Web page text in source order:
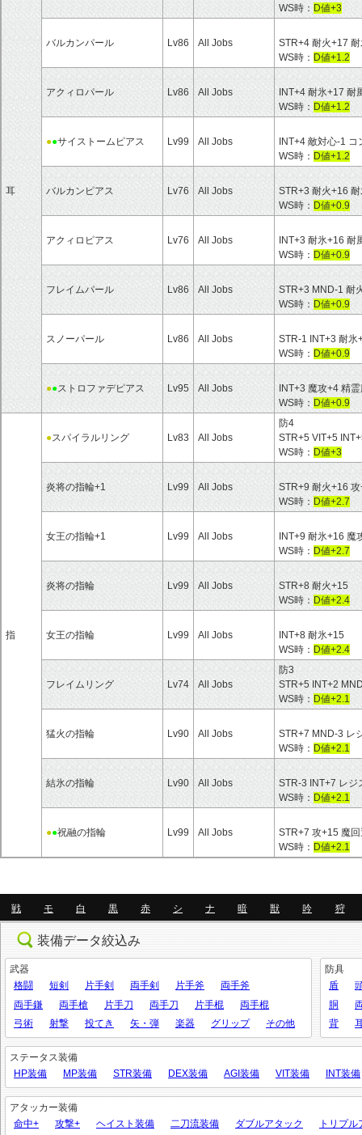
耳
WS時： D値+3
バルカンパール Lv86 All Jobs
STR+4 耐火+17
WS時： D値+1.2
アクィロパール Lv86 All Jobs
INT+4 耐氷+17 耐
WS時： D値+1.2
●●サイストームピアス Lv99 All Jobs
INT+4 敵対心-1
WS時： D値+1.2
バルカンピアス Lv76 All Jobs
STR+3 耐火+16
WS時： D値+0.9
アクィロピアス Lv76 All Jobs
INT+3 耐氷+16 耐
WS時： D値+0.9
フレイムパール Lv86 All Jobs
STR+3 MND-1 耐
WS時： D値+0.9
スノーパール Lv86 All Jobs
STR-1 INT+3 耐氷
WS時： D値+0.9
●●ストロファデピアス Lv95 All Jobs
INT+3 魔攻+4 精
WS時： D値+0.9
指
●スパイラルリング Lv83 All Jobs
防4
STR+5 VIT+5
WS時： D値+3
炎将の指輪+1 Lv99 All Jobs
STR+9 耐火+16
WS時： D値+2.7
女王の指輪+1 Lv99 All Jobs
INT+9 耐氷+16 魔
WS時： D値+2.7
炎将の指輪 Lv99 All Jobs
STR+8 耐火+15
WS時： D値+2.4
女王の指輪 Lv99 All Jobs
INT+8 耐氷+15
WS時： D値+2.4
フレイムリング Lv74 All Jobs
防3
STR+5 INT+2
WS時： D値+2.1
猛火の指輪 Lv90 All Jobs
STR+7 MND-3 レ
WS時： D値+2.1
結氷の指輪 Lv90 All Jobs
STR-3 INT+7 レジ
WS時： D値+2.1
●●祝融の指輪 Lv99 All Jobs
STR+7 攻+15 魔
WS時： D値+2.1
戦 モ 白 黒 赤 シ ナ 暗 獣 吟 狩
装備データ絞込み
武器
格闘
短剣 片手剣 両手剣 片手斧
両手斧
両手鎌
両手槍 片手刀 両手刀 片手棍
両手棍
弓術
射撃 投てき 矢・弾 楽器 グリップ その他
防具
盾
胴
背
ステータス装備
HP装備
MP装備 STR装備 DEX装備 AGI装備 VIT装備 INT装備
アタッカー装備
命中+
攻撃+ ヘイスト装備 二刀流装備 ダブルアタック
トリプル